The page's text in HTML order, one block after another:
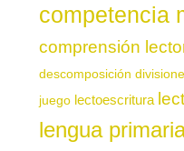
competencia
comprensión
descomposición
juego lectoescritura
lengua